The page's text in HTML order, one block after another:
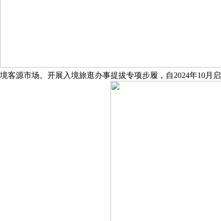
境客源市场。开展入境旅逛办事提拔专项步履，自2024年10月